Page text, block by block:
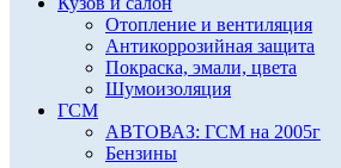
Отопление и вентиляция
Антикоррозийная защита
Покраска, эмали, цвета
Шумоизоляция
ГСМ
АВТОВАЗ: ГСМ на 2005г
Бензины